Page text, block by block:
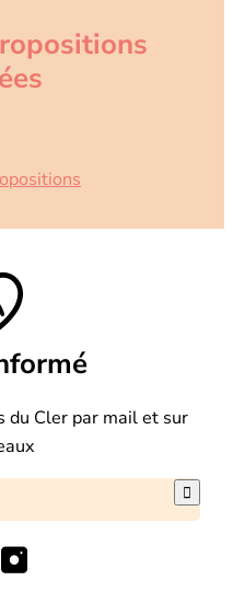
du Cler par mail et sur
